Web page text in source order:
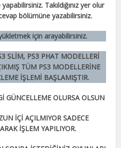
Takıldığınız yer olur
bölümüne yazabilirsiniz.
için arayabilirsiniz.
SLİM, PS3 PHAT MODELLERİ
TÜM PS3 MODELLERİNE
İŞLEMİ BAŞLAMIŞTIR.
GÜNCELLEME OLURSA OLSUN
İÇİ AÇILMIYOR SADECE
İŞLEM YAPILIYOR.